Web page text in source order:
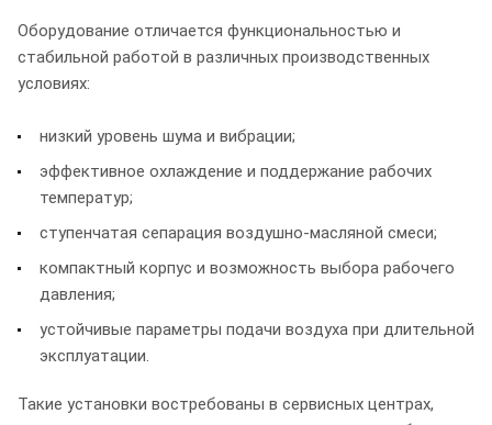
Оборудование отличается функциональностью и
стабильной работой в различных производственных
условиях:
низкий уровень шума и вибрации;
эффективное охлаждение и поддержание рабочих
температур;
ступенчатая сепарация воздушно-масляной смеси;
компактный корпус и возможность выбора рабочего
давления;
устойчивые параметры подачи воздуха при длительной
эксплуатации.
Такие установки востребованы в сервисных центрах,